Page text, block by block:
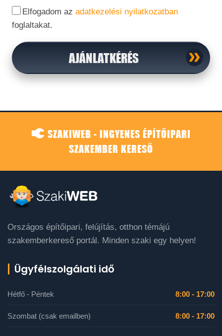
Elfogadom az adatkezelési nyilatkozatban
foglaltakat.
AJÁNLATKÉRÉS
SZAKIWEB - INGYENES ÉPÍTŐIPARI
SZAKEMBER KERESŐ
Országos építőipari, felújítás, otthon témájú
szakemberkereső portál. Minden szaki egy helyen!
Ügyfélszolgálati idő
Hétfő - Péntek 8:00 - 17:00
Szombat (csak emailben) 8:00 - 17:00